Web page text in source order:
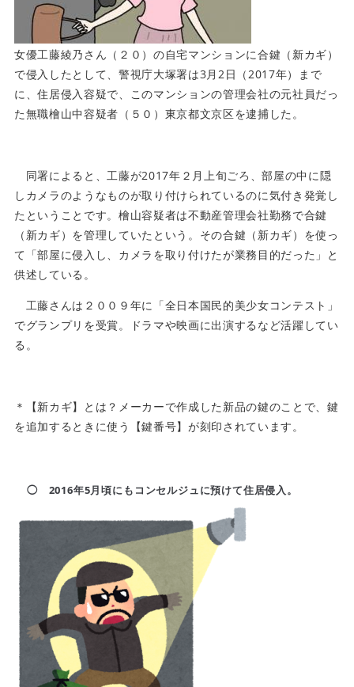
女優工藤綾乃さん（２０）の自宅マンションに合鍵（新カギ）
で侵入したとして、警視庁大塚署は3月2日（2017年）まで
に、住居侵入容疑で、このマンションの管理会社の元社員だっ
た無職檜山中容疑者（５０）東京都文京区を逮捕した。
同署によると、工藤が2017年２月上旬ごろ、部屋の中に隠
しカメラのようなものが取り付けられているのに気付き発覚し
たということです。檜山容疑者は不動産管理会社勤務で合鍵
（新カギ）を管理していたという。その合鍵（新カギ）を使っ
て「部屋に侵入し、カメラを取り付けたが業務目的だった」と
供述している。
工藤さんは２００９年に「全日本国民的美少女コンテスト」
でグランプリを受賞。ドラマや映画に出演するなど活躍してい
る。
＊【新カギ】とは？メーカーで作成した新品の鍵のことで、鍵
を追加するときに使う【鍵番号】が刻印されています。
◯ 2016年5月頃にもコンセルジュに預けて住居侵入。